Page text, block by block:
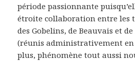
période passionnante
étroite collaboration entre les
des Gobelins, de Beauvais et
(réunis administrativement en
plus, phénomène tout aussi